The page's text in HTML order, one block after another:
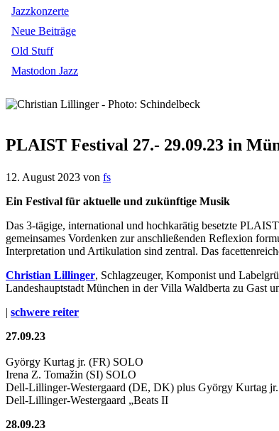
Jazzkonzerte
Neue Beiträge
Old Stuff
Mastodon Jazz
PLAIST Festival 27.- 29.09.23 in
12. August 2023 von fs
Ein Festival für aktuelle und zukünftige Musik
Das 3-tägige, international und hochkarätig besetzte
gemeinsames Vordenken zur anschließenden Reflexion
Interpretation und Artikulation sind zentral. Das
Christian Lillinger, Schlagzeuger, Komponist und
Landeshauptstadt München in der Villa Waldberta zu Gast
| schwere reiter
27.09.23
György Kurtag jr. (FR) SOLO
Irena Z. Tomažin (SI) SOLO
Dell-Lillinger-Westergaard (DE, DK) plus György Kurtag jr.
Dell-Lillinger-Westergaard „Beats II
28.09.23